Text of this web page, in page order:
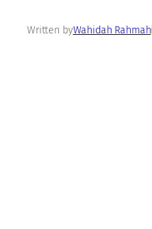
Written byWahidah Rahmah